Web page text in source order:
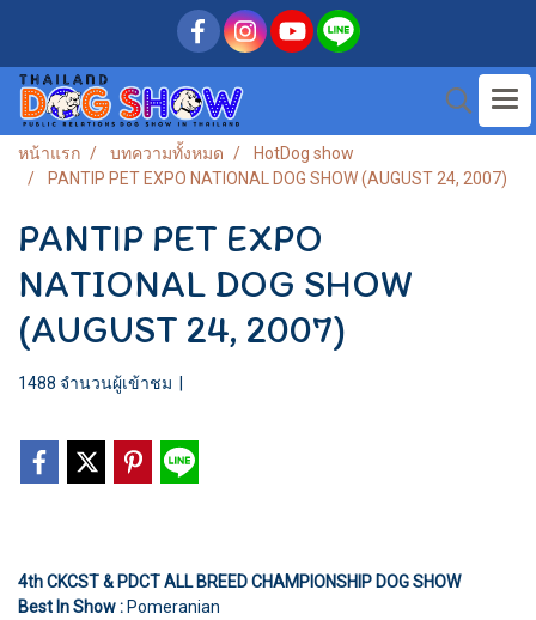
หน้าแรก บทความทั้งหมด
HotDog show
PANTIP PET EXPO NATIONAL DOG SHOW (AUGUST 24, 2007)
PANTIP PET EXPO
NATIONAL DOG SHOW
(AUGUST 24, 2007)
1488 จำนวนผู้เข้าชม
4th CKCST & PDCT ALL BREED CHAMPIONSHIP DOG SHOW
Best In Show :Pomeranian